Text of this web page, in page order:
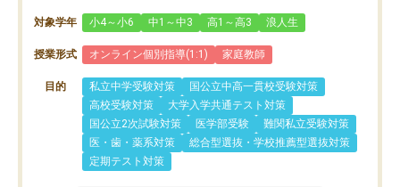
対象学年 小4～小6 中1～中3 高1～高3 浪人生
授業形式 オンライン個別指導(1:1) 家庭教師
目的 私立中学受験対策
国公立中高一貫校受験対策
高校受験対策
大学入学共通テスト対策
国公立2次試験対策
医学部受験
難関私立受験対策
医・歯・薬系対策
総合型選抜・学校推薦型選抜対策
定期テスト対策